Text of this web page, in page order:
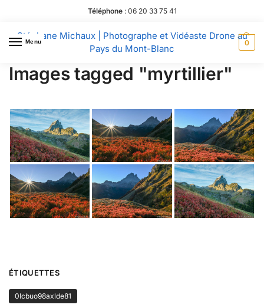
Téléphone: 06 20 33 75 41
Menu
Stéphane Michaux | Photographe et Vidéaste Drone au
Pays du Mont-Blanc
0
Images tagged "myrtillier"
ÉTIQUETTES
0lcbuo98axlde81